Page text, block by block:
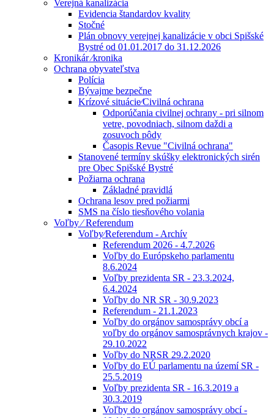
Verejná kanalizácia
Evidencia štandardov kvality
Stočné
Plán obnovy verejnej kanalizácie v obci Spišské
Bystré od 01.01.2017 do 31.12.2026
Kronikár ⁄kronika
Ochrana obyvateľstva
Polícia
Bývajme bezpečne
Krízové situácie⁄Civilná ochrana
Odporúčania civilnej ochrany - pri silnom
vetre, povodniach, silnom daždi a
zosuvoch pôdy
Časopis Revue "Civilná ochrana"
Stanovené termíny skúšky elektronických sirén
pre Obec Spišské Bystré
Požiarna ochrana
Základné pravidlá
Ochrana lesov pred požiarmi
SMS na číslo tiesňového volania
Voľby ⁄ Referendum
Voľby⁄Referendum - Archív
Referendum 2026 - 4.7.2026
Voľby do Európskeho parlamentu
8.6.2024
Voľby prezidenta SR - 23.3.2024,
6.4.2024
Voľby do NR SR - 30.9.2023
Referendum - 21.1.2023
Voľby do orgánov samosprávy obcí a
voľby do orgánov samosprávnych krajov -
29.10.2022
Voľby do NRSR 29.2.2020
Voľby do EÚ parlamentu na území SR -
25.5.2019
Voľby prezidenta SR - 16.3.2019 a
30.3.2019
Voľby do orgánov samosprávy obcí -